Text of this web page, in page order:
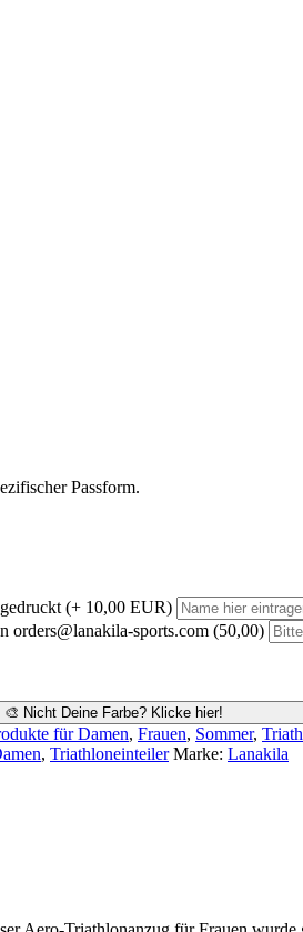
Passform.
(+ 10,00 EUR)
orders@lanakila-sports.com (50,00)
🎨 Nicht Deine Farbe? Klicke hier!
für Damen, Frauen, Sommer,
, Triathloneinteiler Marke: Lanakila